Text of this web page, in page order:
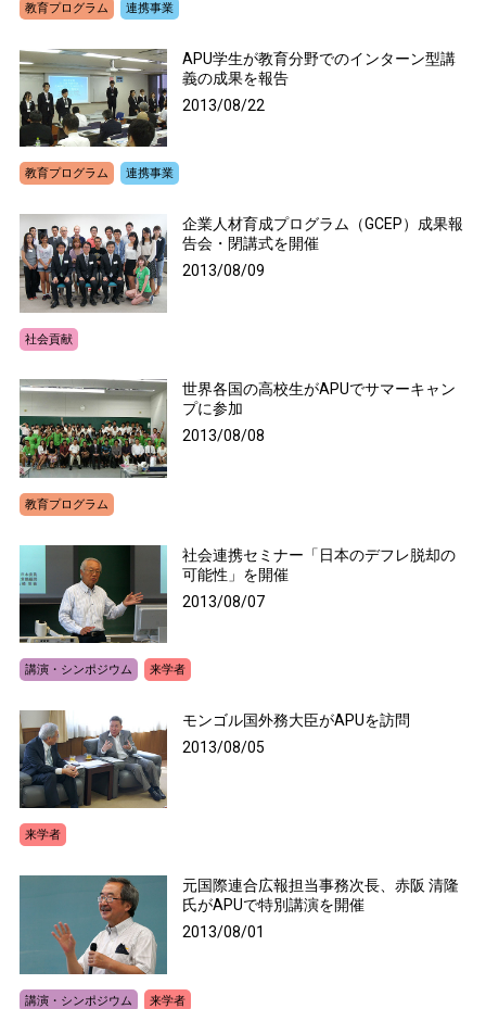
教育プログラム 連携事業
APU学生が教育分野でのインターン型講
義の成果を報告
2013/08/22
教育プログラム 連携事業
企業人材育成プログラム（GCEP）成果報
告会・閉講式を開催
2013/08/09
社会貢献
世界各国の高校生がAPUでサマーキャン
プに参加
2013/08/08
教育プログラム
社会連携セミナー「日本のデフレ脱却の
可能性」を開催
2013/08/07
講演・シンポジウム 来学者
モンゴル国外務大臣がAPUを訪問
2013/08/05
来学者
元国際連合広報担当事務次長、赤阪 清隆
氏がAPUで特別講演を開催
2013/08/01
講演・シンポジウム 来学者